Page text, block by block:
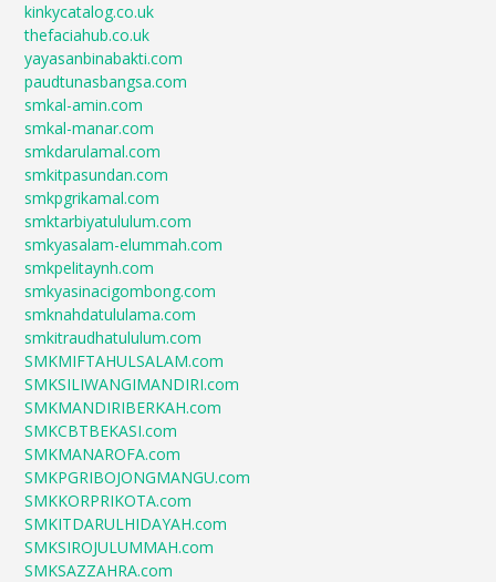
kinkycatalog.co.uk
thefaciahub.co.uk
yayasanbinabakti.com
paudtunasbangsa.com
smkal-amin.com
smkal-manar.com
smkdarulamal.com
smkitpasundan.com
smkpgrikamal.com
smktarbiyatululum.com
smkyasalam-elummah.com
smkpelitaynh.com
smkyasinacigombong.com
smknahdatululama.com
smkitraudhatululum.com
SMKMIFTAHULSALAM.com
SMKSILIWANGIMANDIRI.com
SMKMANDIRIBERKAH.com
SMKCBTBEKASI.com
SMKMANAROFA.com
SMKPGRIBOJONGMANGU.com
SMKKORPRIKOTA.com
SMKITDARULHIDAYAH.com
SMKSIROJULUMMAH.com
SMKSAZZAHRA.com